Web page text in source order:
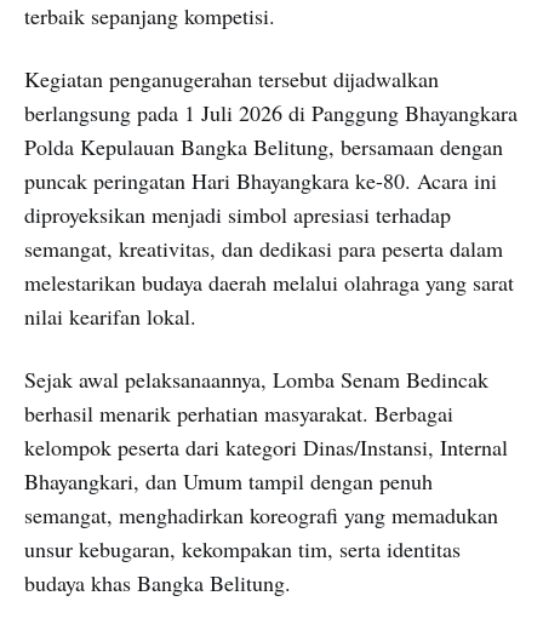
terbaik sepanjang kompetisi.
Kegiatan penganugerahan tersebut dijadwalkan
berlangsung pada 1 Juli 2026 di Panggung Bhayangkara
Polda Kepulauan Bangka Belitung, bersamaan dengan
puncak peringatan Hari Bhayangkara ke-80. Acara ini
diproyeksikan menjadi simbol apresiasi terhadap
semangat, kreativitas, dan dedikasi para peserta dalam
melestarikan budaya daerah melalui olahraga yang sarat
nilai kearifan lokal.
Sejak awal pelaksanaannya, Lomba Senam Bedincak
berhasil menarik perhatian masyarakat. Berbagai
kelompok peserta dari kategori Dinas/Instansi, Internal
Bhayangkari, dan Umum tampil dengan penuh
semangat, menghadirkan koreografi yang memadukan
unsur kebugaran, kekompakan tim, serta identitas
budaya khas Bangka Belitung.